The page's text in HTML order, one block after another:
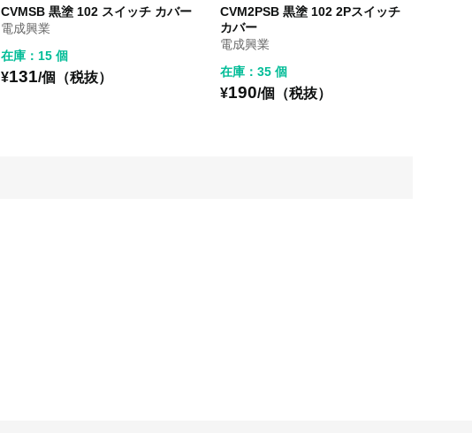
CVMSB 黒塗 102 スイッチ カバー
電成興業
在庫：15 個
¥131/個（税抜）
CVM2PSB 黒塗 102 2Pスイッチ
カバー
電成興業
在庫：35 個
¥190/個（税抜）